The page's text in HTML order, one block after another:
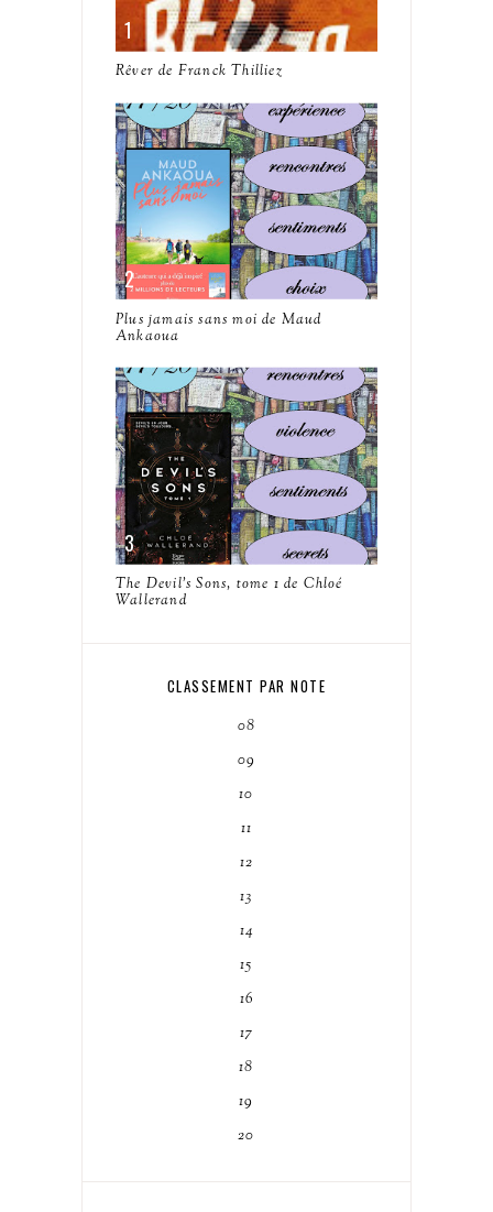
Rêver de Franck Thilliez
Plus jamais sans moi de Maud
Ankaoua
The Devil's Sons, tome 1 de Chloé
Wallerand
CLASSEMENT PAR NOTE
08
09
10
11
12
13
14
15
16
17
18
19
20